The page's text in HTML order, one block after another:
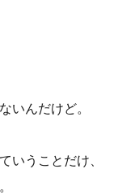
いんだけど。
いうことだけ、